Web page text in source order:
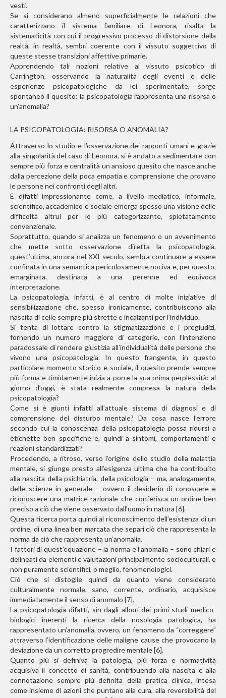
vesti.
Se si considerano almeno superficialmente le relazioni che
caratterizzano il sistema familiare di Leonora, risalta la
sistematicità con cui il progressivo processo di distorsione della
realtà, in realtà, sembri coerente con il vissuto soggettivo di
queste stesse transizioni affettive primarie.
Apprendendo tali nozioni relative al vissuto psicotico di
Carrington, osservando la naturalità degli eventi e delle
esperienze psicopatologiche da lei sperimentate, sorge
spontaneo il quesito: la psicopatologia rappresenta una risorsa o
un’anomalia?
LA PSICOPATOLOGIA: RISORSA O ANOMALIA?
Attraverso lo studio e l’osservazione dei rapporti umani e grazie
alla singolarità del caso di Leonora, si è andato a sedimentare con
sempre più forza e centralità un ansioso quesito che nasce anche
dalla percezione della poca empatia e comprensione che provano
le persone nei confronti degli altri.
È difatti impressionante come, a livello mediatico, informale,
scientifico, accademico e sociale emerga spesso una visione delle
difficoltà altrui per lo più categorizzante, spietatamente
convenzionale.
Soprattutto, quando si analizza un fenomeno o un avvenimento
che mette sotto osservazione diretta la psicopatologia,
quest’ultima, ancora nel XXI secolo, sembra continuare a essere
confinata in una semantica pericolosamente nociva e, per questo,
emarginata, destinata a una perenne ed equivoca
interpretazione.
La psicopatologia, infatti, è al centro di molte iniziative di
sensibilizzazione che, spesso ironicamente, contribuiscono alla
nascita di celle sempre più strette e incalzanti per l’individuo.
Si tenta di lottare contro la stigmatizzazione e i pregiudizi,
fornendo un numero maggiore di categorie, con l’intenzione
paradossale di rendere giustizia all’individualità delle persone che
vivono una psicopatologia. In questo frangente, in questo
particolare momento storico e sociale, il quesito prende sempre
più forma e timidamente inizia a porre la sua prima perplessità: al
giorno d’oggi, è stata realmente compresa la natura della
psicopatologia?
Come si è giunti infatti all’attuale sistema di diagnosi e di
comprensione del disturbo mentale? Da cosa nasce l’errore
secondo cui la conoscenza della psicopatologia possa ridursi a
etichette ben specifiche e, quindi a sintomi, comportamenti e
reazioni standardizzati?
Procedendo, a ritroso, verso l’origine dello studio della malattia
mentale, si giunge presto all’esigenza ultima che ha contribuito
alla nascita della psichiatria, della psicologia – ma, analogamente,
delle scienze in generale – ovvero il desiderio di conoscere e
riconoscere una matrice razionale che conferisca un ordine ben
preciso a ciò che viene osservato dall’uomo in natura [6].
Questa ricerca porta quindi al riconoscimento dell’esistenza di un
ordine, di una linea ben marcata che separi ciò che rappresenta la
norma da ciò che rappresenta un’anomalia.
I fattori di quest’equazione – la norma e l’anomalia – sono chiari e
delineati da elementi e valutazioni principalmente socioculturali, e
non puramente scientifici, o meglio, fenomenologici.
Ciò che si distoglie quindi da quanto viene considerato
culturalmente normale, sano, corrente, ordinario, acquisisce
immediatamente il senso di anomalo [7].
La psicopatologia difatti, sin dagli albori dei primi studi medico-
biologici inerenti la ricerca della nosologia patologica, ha
rappresentato un’anomalia, ovvero, un fenomeno da “correggere”
attraverso l’identificazione delle maligne cause che provocano la
deviazione da un corretto progredire mentale [6].
Quanto più si definiva la patologia, più forza e normatività
acquisiva il concetto di sanità, contribuendo alla nascita e alla
connotazione sempre più definita della pratica clinica, intesa
come insieme di azioni che puntano alla cura, alla reversibilità del